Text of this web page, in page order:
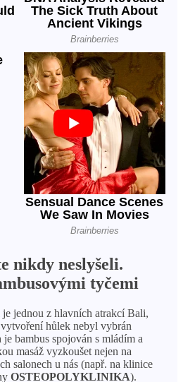
nikdy neslyšeli.
tyčemi
jednou z hlavních atrakcí Bali,
hůlek nebyl vybrán
bambus spojován s mládím a
masáž vyzkoušet nejen na
salonech u nás (např. na klinice
OSTEOPOLYKLINIKA).